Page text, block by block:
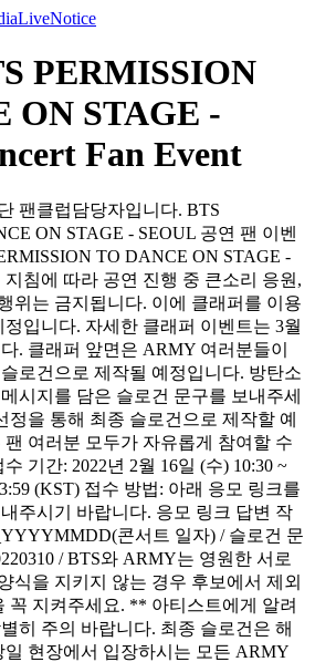
LiveNotice
PERMISSION
ON STAGE -
Fan Event
팬클럽담당자입니다. BTS
ON STAGE - SEOUL 공연 팬 이벤
TO DANCE ON STAGE -
침에 따라 공연 진행 중 큰소리 응원,
위는 금지됩니다. 이에 클래퍼를 이용
입니다. 자세한 클래퍼 이벤트는 3월
. 클래퍼 앞면은 ARMY 여러분들이
로건으로 제작될 예정입니다. 방탄소
시지를 담은 슬로건 문구를 보내주세
정을 통해 최종 슬로건으로 제작할 예
여러분 모두가 자유롭게 참여할 수
기간: 2022년 2월 16일 (수) 10:30 ~
(KST) 접수 방법: 아래 응모 링크를
주시기 바랍니다. 응모 링크 답변 작
콘서트 일자) / 슬로건 문
/ BTS와 ARMY는 영원한 서로
식을 지키지 않는 경우 후보에서 제외
꼭 지켜주세요. ** 아티스트에게 알려
히 주의 바랍니다. 최종 슬로건은 해
일 현장에서 입장하시는 모든 ARMY